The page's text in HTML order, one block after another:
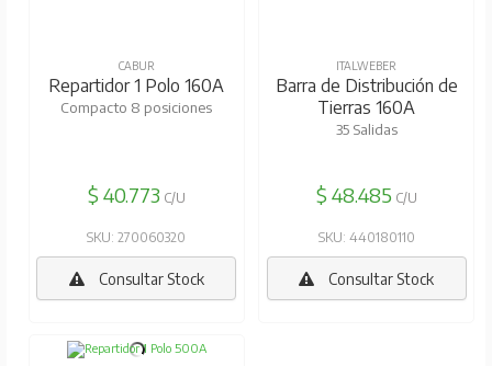
CABUR
Repartidor 1 Polo 160A
Compacto 8 posiciones
$ 40.773 C/U
SKU: 270060320
Consultar Stock
ITALWEBER
Barra de Distribución de
Tierras 160A
35 Salidas
$ 48.485 C/U
SKU: 440180110
Consultar Stock